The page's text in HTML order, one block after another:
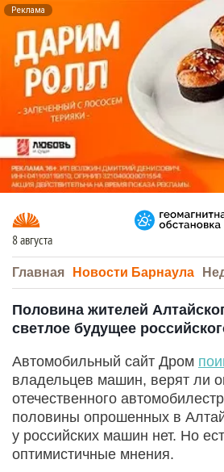
Реклама
8 августа
Главная Новости Барнаула
Половина жителей
светлое будущее
Автомобильный сайт Дром
владельцев машин, верят ли
отечественного
половины опрошенных в
у российских машин нет. Но
оптимистичные мнения.